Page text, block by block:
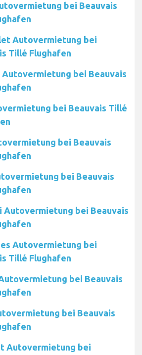
bei Beauvais
Autovermietung bei
Tillé Flughafen
bei Beauvais
bei Beauvais Tillé
bei Beauvais
bei Beauvais
Autovermietung bei Beauvais
Autovermietung bei
Tillé Flughafen
bei Beauvais
bei Beauvais
Autovermietung bei